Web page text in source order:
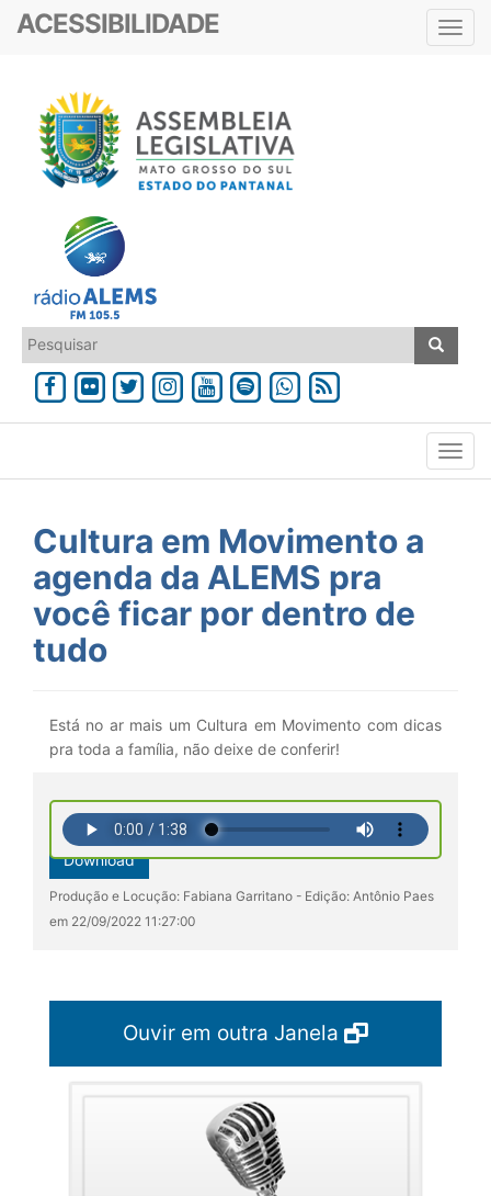
ACESSIBILIDADE
Cultura em Movimento a
agenda da ALEMS pra
você ficar por dentro de
tudo
Está no ar mais um Cultura em Movimento com dicas
pra toda a família, não deixe de conferir!
Download
Produção e Locução: Fabiana Garritano - Edição: Antônio Paes
em 22/09/2022 11:27:00
Ouvir em outra Janela